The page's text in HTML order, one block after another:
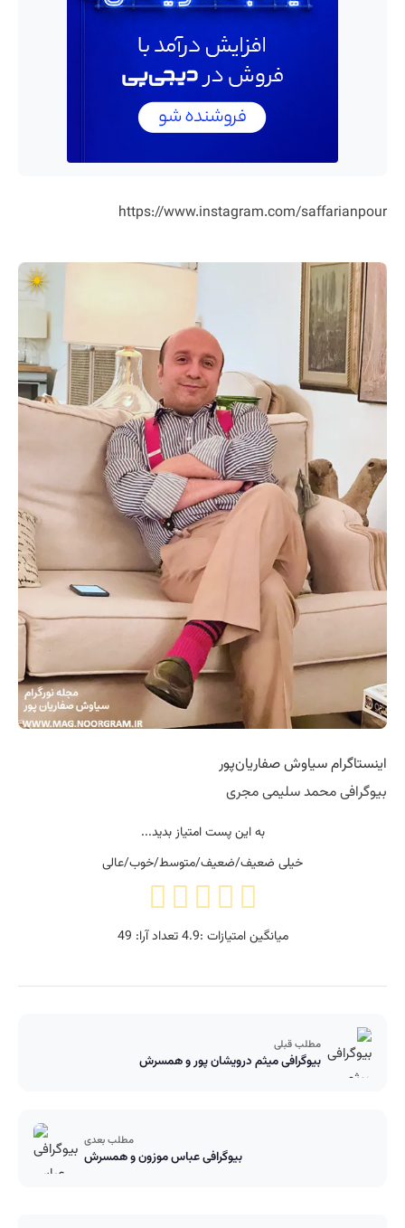
https://www.instagram.com/saffarianpour
اینستاگرام سیاوش صفاریان‌پور
بیوگرافی محمد سلیمی مجری
به این پست امتیاز بدید...
خیلی ضعیف/ضعیف/متوسط/خوب/عالی
میانگین امتیازات :4.9تعداد آرا: 49
مطلب قبلی
بیوگرافی میثم درویشان پور و همسرش
مطلب بعدی
بیوگرافی عباس موزون و همسرش